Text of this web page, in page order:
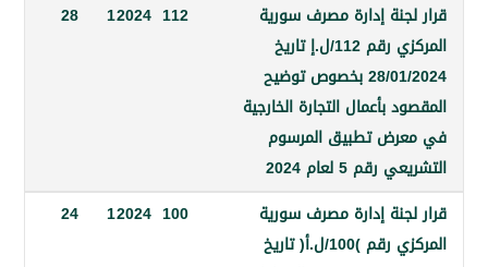
إدارة مصرف سورية
المركزي رقم 112/ل.إ تاريخ
28/01/2024 بخصوص توضيح
بأعمال التجارة الخارجية
تطبيق المرسوم
5 لعام 2024
112
28
إدارة مصرف سورية
المركزي رقم )100/ل.أ( تاريخ
100
24